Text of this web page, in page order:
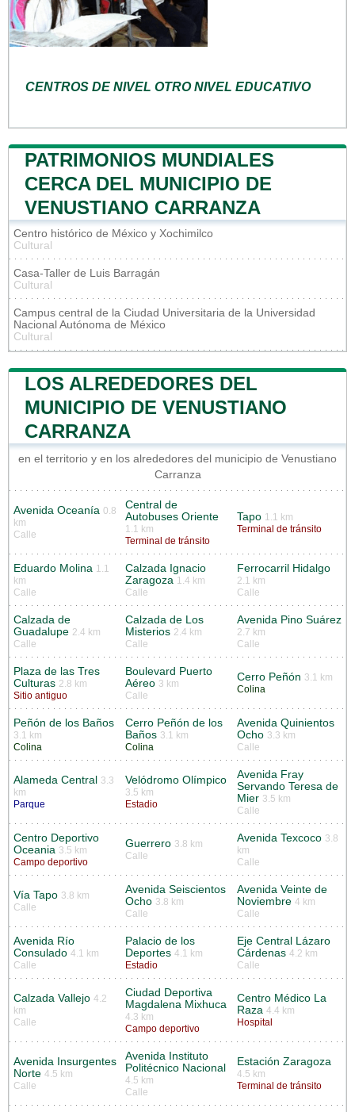
CENTROS DE NIVEL OTRO NIVEL EDUCATIVO
PATRIMONIOS MUNDIALES
CERCA DEL MUNICIPIO DE
VENUSTIANO CARRANZA
Centro histórico de México y Xochimilco
Cultural
Casa-Taller de Luis Barragán
Cultural
Campus central de la Ciudad Universitaria de la Universidad
Nacional Autónoma de México
Cultural
LOS ALREDEDORES DEL
MUNICIPIO DE VENUSTIANO
CARRANZA
en el territorio y en los alrededores del municipio de Venustiano
Carranza
Avenida Oceanía 0.8
km
Calle
Central de
Autobuses Oriente
1.1 km
Terminal de tránsito
Tapo 1.1 km
Terminal de tránsito
Eduardo Molina 1.1
km
Calle
Calzada Ignacio
Zaragoza 1.4 km
Calle
Ferrocarril Hidalgo
2.1 km
Calle
Calzada de
Guadalupe 2.4 km
Calle
Calzada de Los
Misterios 2.4 km
Calle
Avenida Pino Suárez
2.7 km
Calle
Plaza de las Tres
Culturas 2.8 km
Sitio antiguo
Boulevard Puerto
Aéreo 3 km
Calle
Cerro Peñón 3.1 km
Colina
Peñón de los Baños
3.1 km
Colina
Cerro Peñón de los
Baños 3.1 km
Colina
Avenida Quinientos
Ocho 3.3 km
Calle
Alameda Central 3.3
km
Parque
Velódromo Olímpico
3.5 km
Estadio
Avenida Fray
Servando Teresa de
Mier 3.5 km
Calle
Centro Deportivo
Oceania 3.5 km
Campo deportivo
Guerrero 3.8 km
Calle
Avenida Texcoco 3.8
km
Calle
Vía Tapo 3.8 km
Calle
Avenida Seiscientos
Ocho 3.8 km
Calle
Avenida Veinte de
Noviembre 4 km
Calle
Avenida Río
Consulado 4.1 km
Calle
Palacio de los
Deportes 4.1 km
Estadio
Eje Central Lázaro
Cárdenas 4.2 km
Calle
Calzada Vallejo 4.2
km
Calle
Ciudad Deportiva
Magdalena Mixhuca
4.3 km
Campo deportivo
Centro Médico La
Raza 4.4 km
Hospital
Avenida Insurgentes
Norte 4.5 km
Calle
Avenida Instituto
Politécnico Nacional
4.5 km
Calle
Estación Zaragoza
4.5 km
Terminal de tránsito